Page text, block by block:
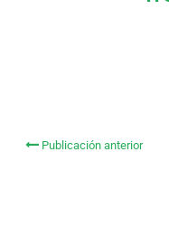
Publicación anterior